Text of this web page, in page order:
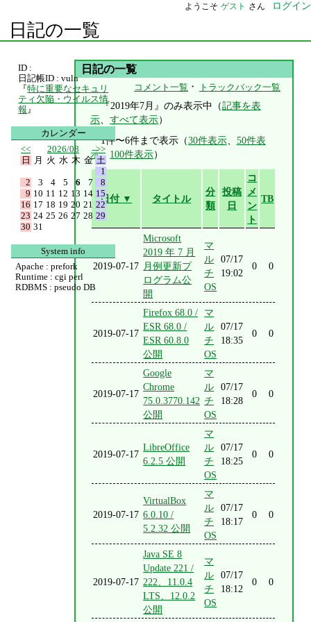
ようこそ ゲスト さん ログイン
日記の一覧
日記の一覧
コメント一覧 ・ トラックバック一覧
『2019年7月』のみ表示中（記事を表
示、すべて表示）
1件〜6件まで表示（30件表示、 50件表
示、 100件表示）
日付 ▼ タイトル
分
類
投稿
日
コ
メ
ン
ト
TB
2019-07-17
Microsoft
2019 年 7 月
月例更新プ
ログラム公
開
マ
ル
チ
OS
07/17
19:02
0 0
2019-07-17
Firefox 68.0 /
ESR 68.0 /
ESR 60.8.0
公開
マ
ル
チ
OS
07/17
18:35
0 0
2019-07-17
Google
Chrome
75.0.3770.142
公開
マ
ル
チ
OS
07/17
18:28
0 0
2019-07-17
LibreOffice
6.2.5 公開
マ
ル
チ
OS
07/17
18:25
0 0
2019-07-17
VirtualBox
6.0.10 /
5.2.32 公開
マ
ル
チ
OS
07/17
18:17
0 0
2019-07-17
Java SE 8
Update 221 /
222、11.0.4
LTS、12.0.2
公開
マ
ル
チ
OS
07/17
18:12
0 0
ID :
日記帳ID : vuln
『特に重要なセキュリ
ティ欠陥・ウイルス情
報 』
カレンダー
<<
2026/08
>>
日
月 火 水 木 金 土
1
2
3 4 5 6 7
8
9 10 11 12 13 14 15
16 17 18 19 20 21 22
23 24 25 26 27 28 29
30 31
System info
Apache : prefork
Runtime : cgi perl
RDBMS : pseudo DB